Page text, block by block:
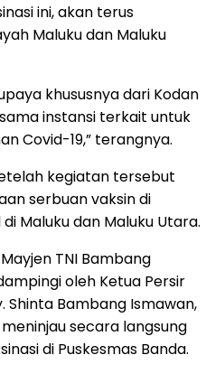
ini, akan terus
Maluku dan Maluku
khususnya dari Kodan
instansi terkait untuk
Covid-19,” terangnya.
kegiatan tersebut
serbuan vaksin di
Maluku dan Maluku Utara.
TNI Bambang
oleh Ketua Persir
Shinta Bambang Ismawan,
secara langsung
di Puskesmas Banda.